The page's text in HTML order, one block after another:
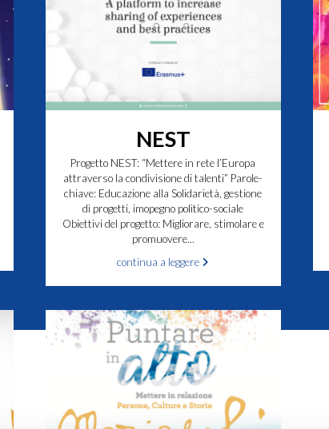
NEST
Progetto NEST: “Mettere in rete l’Europa
attraverso la condivisione di talenti” Parole-
chiave: Educazione alla Solidarietà, gestione
di progetti, imopegno politico-sociale
Obiettivi del progetto: Migliorare, stimolare e
promuovere...
continua a leggere